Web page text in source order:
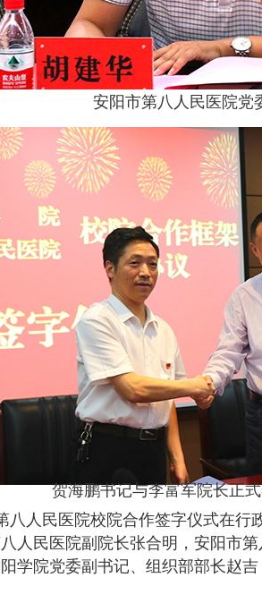
安阳市第八人民医院党
贺海鹏书记与李富军院长正
八人民医院校院合作签字仪式在
人民医院副院长张合明，安阳市
学院党委副书记、组织部部长赵